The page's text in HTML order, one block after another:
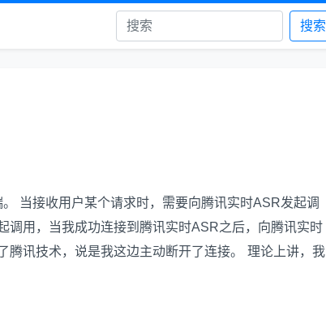
搜索
当接收用户某个请求时，需要向腾讯实时ASR发起调
调用，当我成功连接到腾讯实时ASR之后，向腾讯实时
讯技术，说是我这边主动断开了连接。 理论上讲，我